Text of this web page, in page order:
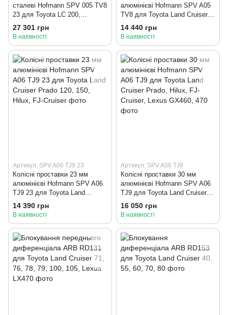
сталеві Hofmann SPV 005 TV8
23 для Toyota LC 200,
Sequoia, Tundra, Lexus LX570,
LX450
27 301 грн
В наявності
алюмінієві Hofmann SPV A05
TV8 для Toyota Land Cruiser
200, Sequoia, Tundra, Lexus
LX570, LX450
14 440 грн
В наявності
Артикул: SPV A06 TJ9 23
Колісні проставки 23 мм
алюмінієві Hofmann SPV A06
TJ9 23 для Toyota Land
Cruiser Prado 120, 150, Hilux,
FJ-Cruiser
14 390 грн
В наявності
Артикул: SPV A06 TJ9
Колісні проставки 30 мм
алюмінієві Hofmann SPV A06
TJ9 для Toyota Land Cruiser
Prado, Hilux, FJ-Cruiser, Lexus
GX460, 470
16 050 грн
В наявності